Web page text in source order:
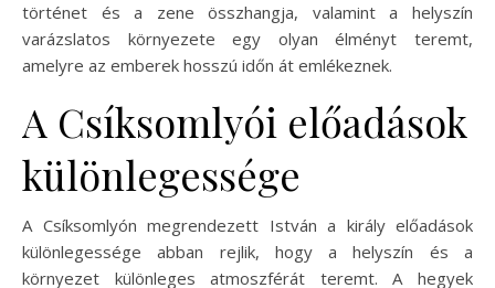
történet és a zene összhangja, valamint a helyszín
varázslatos környezete egy olyan élményt teremt,
amelyre az emberek hosszú időn át emlékeznek.
A Csíksomlyói előadások
különlegessége
A Csíksomlyón megrendezett István a király előadások
különlegessége abban rejlik, hogy a helyszín és a
környezet különleges atmoszférát teremt. A hegyek